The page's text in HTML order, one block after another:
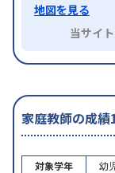
地図を見る
当サイ
家庭教師の成績
対象学年 幼